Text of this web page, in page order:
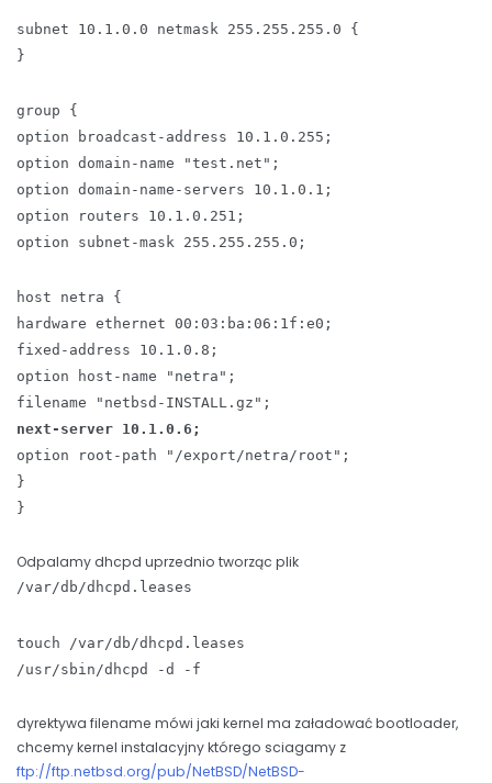
subnet 10.1.0.0 netmask 255.255.255.0 {
}
group {
option broadcast-address 10.1.0.255;
option domain-name "test.net";
option domain-name-servers 10.1.0.1;
option routers 10.1.0.251;
option subnet-mask 255.255.255.0;
host netra {
hardware ethernet 00:03:ba:06:1f:e0;
fixed-address 10.1.0.8;
option host-name "netra";
filename "netbsd-INSTALL.gz";
next-server 10.1.0.6;
option root-path "/export/netra/root";
}
}
Odpalamy dhcpd uprzednio tworząc plik
/var/db/dhcpd.leases
touch /var/db/dhcpd.leases
/usr/sbin/dhcpd -d -f
dyrektywa filename mówi jaki kernel ma załadować bootloader,
chcemy kernel instalacyjny którego sciagamy z
ftp://ftp.netbsd.org/pub/NetBSD/NetBSD-